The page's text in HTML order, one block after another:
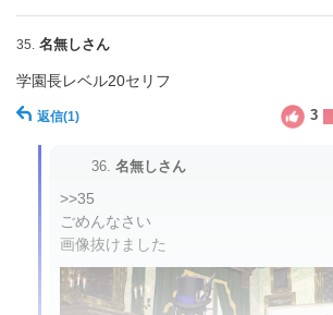
35. 名無しさん
学園長レベル20セリフ
返信(1) 3
36. 名無しさん
>>35
ごめんなさい
画像抜けました